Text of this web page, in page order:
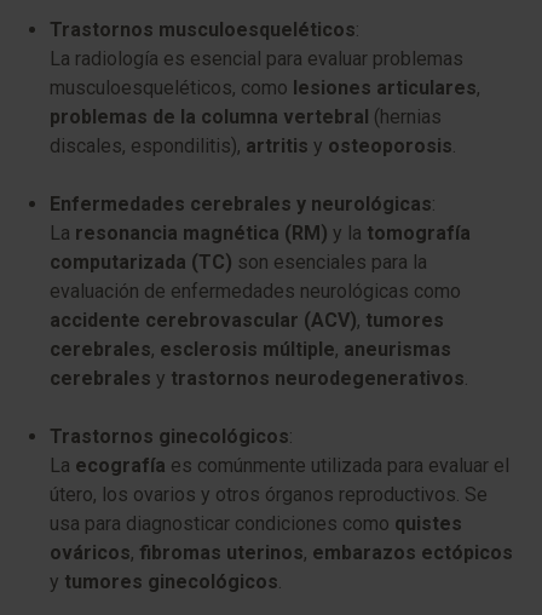
Trastornos musculoesqueléticos:
La radiología es esencial para evaluar problemas
musculoesqueléticos, como lesiones articulares,
problemas de la columna vertebral (hernias
discales, espondilitis), artritis y osteoporosis.
Enfermedades cerebrales y neurológicas:
La resonancia magnética (RM) y la tomografía
computarizada (TC) son esenciales para la
evaluación de enfermedades neurológicas como
accidente cerebrovascular (ACV), tumores
cerebrales, esclerosis múltiple, aneurismas
cerebrales y trastornos neurodegenerativos.
Trastornos ginecológicos:
La ecografía es comúnmente utilizada para evaluar el
útero, los ovarios y otros órganos reproductivos. Se
usa para diagnosticar condiciones como quistes
ováricos, fibromas uterinos, embarazos ectópicos
y tumores ginecológicos.